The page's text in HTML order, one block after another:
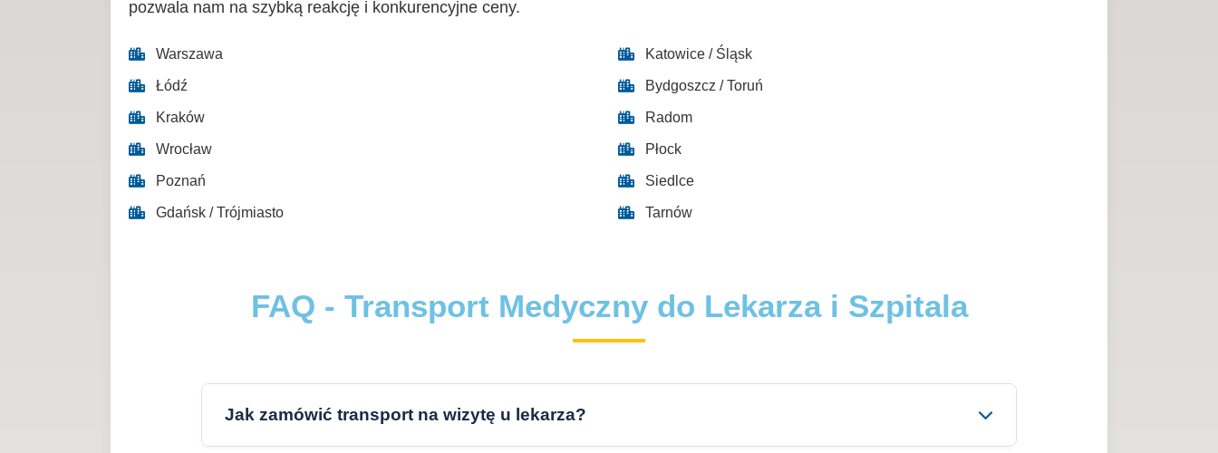
pozwala nam na szybką reakcję i konkurencyjne ceny.
Warszawa
Łódź
Kraków
Wrocław
Poznań
Gdańsk / Trójmiasto
Katowice / Śląsk
Bydgoszcz / Toruń
Radom
Płock
Siedlce
Tarnów
FAQ - Transport Medyczny do Lekarza i Szpitala
Jak zamówić transport na wizytę u lekarza?